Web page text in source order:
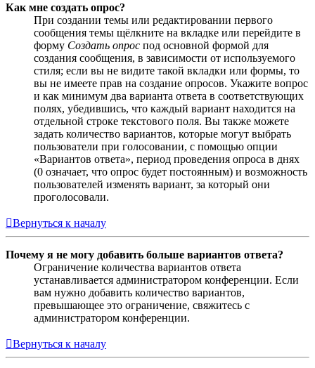
Как мне создать опрос?
При создании темы или редактировании первого
сообщения темы щёлкните на вкладке или перейдите в
форму Создать опрос под основной формой для
создания сообщения, в зависимости от используемого
стиля; если вы не видите такой вкладки или формы, то
вы не имеете прав на создание опросов. Укажите вопрос
и как минимум два варианта ответа в соответствующих
полях, убедившись, что каждый вариант находится на
отдельной строке текстового поля. Вы также можете
задать количество вариантов, которые могут выбрать
пользователи при голосовании, с помощью опции
«Вариантов ответа», период проведения опроса в днях
(0 означает, что опрос будет постоянным) и возможность
пользователей изменять вариант, за который они
проголосовали.
Вернуться к началу
Почему я не могу добавить больше вариантов ответа?
Ограничение количества вариантов ответа
устанавливается администратором конференции. Если
вам нужно добавить количество вариантов,
превышающее это ограничение, свяжитесь с
администратором конференции.
Вернуться к началу